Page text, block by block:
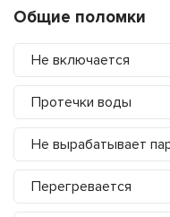
Общие поломки
Не включается
Протечки воды
Не вырабатывает
Перегревается